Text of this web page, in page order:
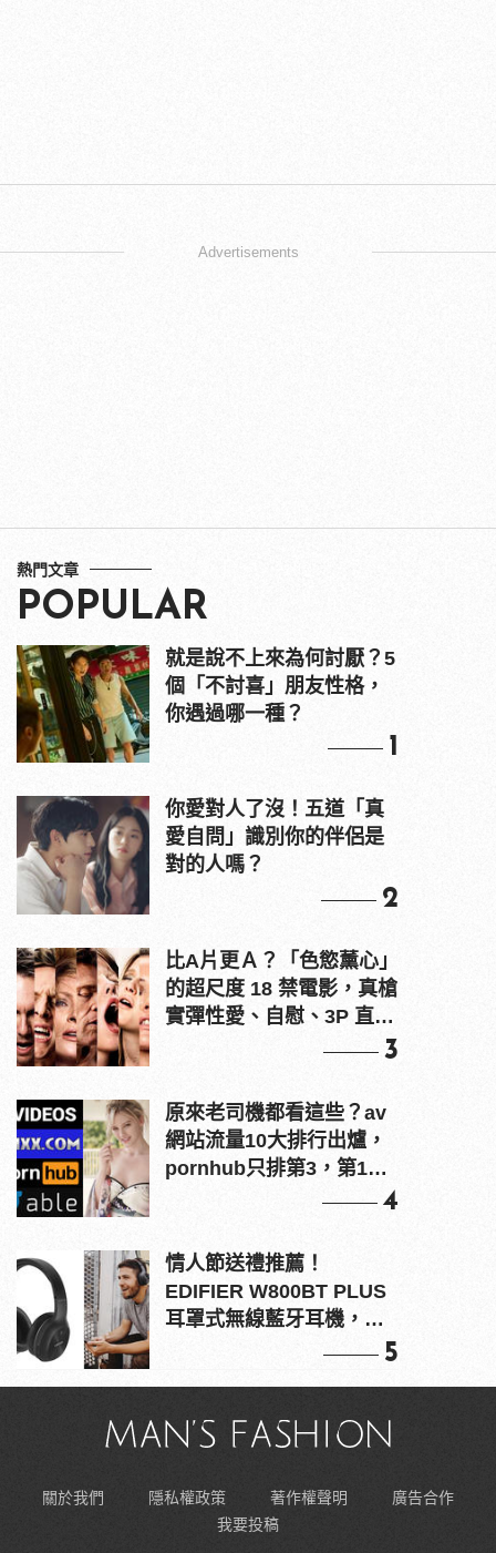
Advertisements
熱門文章
POPULAR
就是說不上來為何討厭？5
個「不討喜」朋友性格，
你遇過哪一種？
1
你愛對人了沒！五道「真
愛自問」識別你的伴侶是
對的人嗎？
2
比A片更Ａ？「色慾薰心」
的超尺度 18 禁電影，真槍
實彈性愛、自慰、3P 直接
3
原來老司機都看這些？av
網站流量10大排行出爐，
pornhub只排第3，第1名
4
情人節送禮推薦！
EDIFIER W800BT PLUS
耳罩式無線藍牙耳機，在
5
關於我們 隱私權政策 著作權聲明
廣告合作
我要投稿